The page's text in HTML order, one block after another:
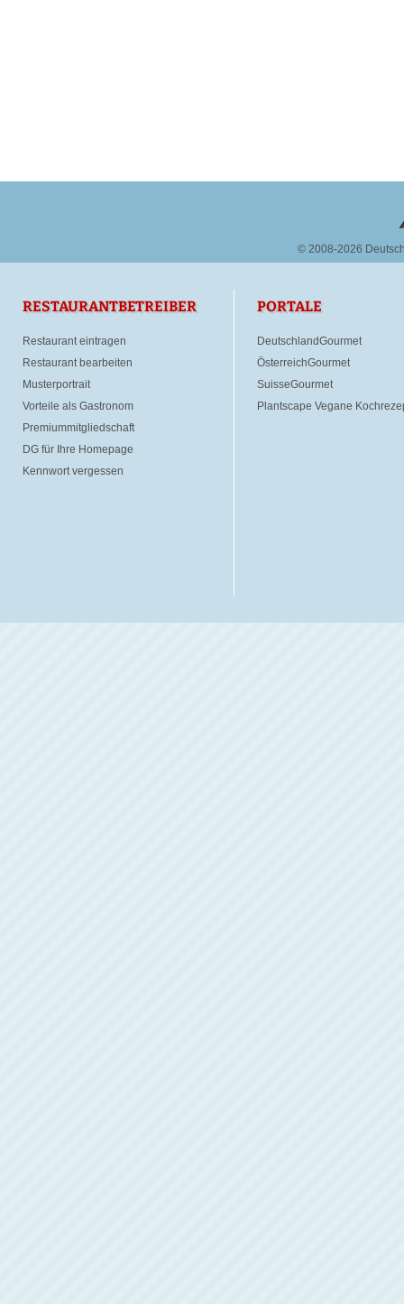
© 2008-2026
RESTAURANTBETREIBER
Restaurant eintragen
Restaurant bearbeiten
Musterportrait
Vorteile als Gastronom
Premiummitgliedschaft
DG für Ihre Homepage
Kennwort vergessen
PORTALE
DeutschlandGourmet
ÖsterreichGourmet
SuisseGourmet
Plantscape Vegane